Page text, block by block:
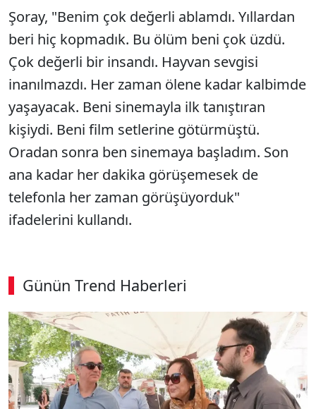
Şoray, "Benim çok değerli ablamdı. Yıllardan
beri hiç kopmadık. Bu ölüm beni çok üzdü.
Çok değerli bir insandı. Hayvan sevgisi
inanılmazdı. Her zaman ölene kadar kalbimde
yaşayacak. Beni sinemayla ilk tanıştıran
kişiydi. Beni film setlerine götürmüştü.
Oradan sonra ben sinemaya başladım. Son
ana kadar her dakika görüşemesek de
telefonla her zaman görüşüyorduk"
ifadelerini kullandı.
Günün Trend Haberleri
00:02 / 02:14
Sesi Aç